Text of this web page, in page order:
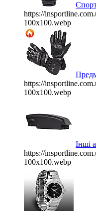
https://
100x100.webp
https://
100x100.webp
Інші
https://
100x100.webp